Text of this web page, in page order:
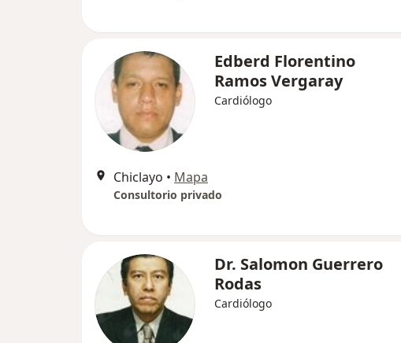
Edberd Florentino
Ramos Vergaray
Cardiólogo
Chiclayo • Mapa
Consultorio privado
Dr. Salomon Guerrero
Rodas
Cardiólogo